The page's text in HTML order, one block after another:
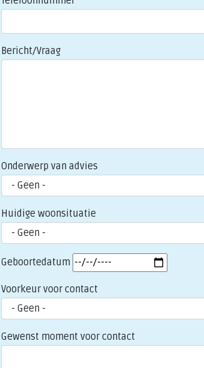
Bericht/Vraag
Onderwerp van advies
Huidige woonsituatie
Geboortedatum
Voorkeur voor contact
Gewenst moment voor contact